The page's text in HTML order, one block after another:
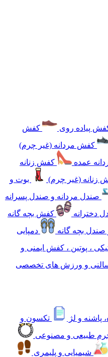
پیاده روی
کفش
کفش مردانه (غیر چرم)
عمده
کفش زنانه
زنانه (غیر چرم)
بوت و
صندل مردانه و صندل پسرانه
دخترانه
کفش بچه گانه
صندل بچه گانه
دمپایی
، پوتین ، کفش ایمنی و
و ورزش های تخصصی
پاشنه و لژ
تکسون و
چرم طبیعی و مصنوعی
شیمیایی و پلیمری